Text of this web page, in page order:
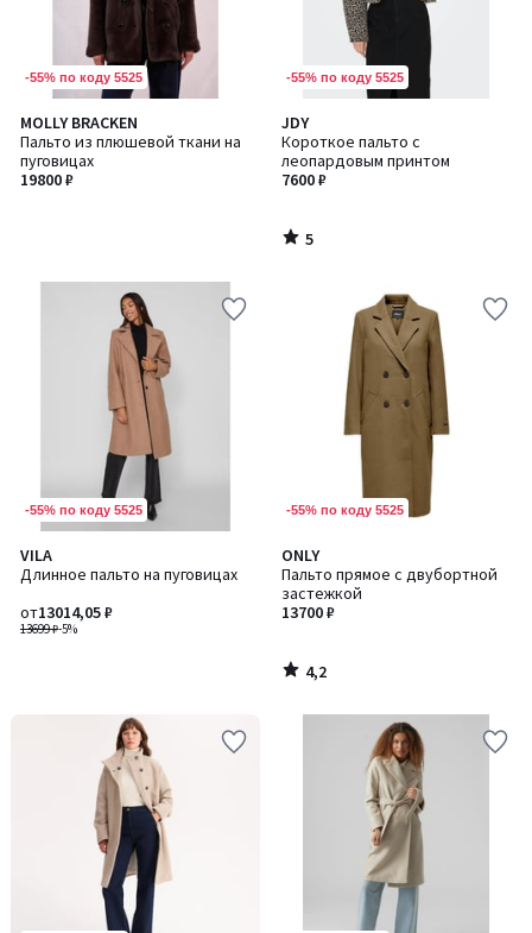
-55% по коду 5525
MOLLY BRACKEN
Пальто из плюшевой ткани на
пуговицах
19800 ₽
-55% по коду 5525
JDY
Короткое пальто с
леопардовым принтом
7600 ₽
5
/
5
5
/
-55% по коду 5525
VILA
Длинное пальто на пуговицах
13699 ₽-5%
от13014,05 ₽
-55% по коду 5525
ONLY
Пальто прямое с двубортной
застежкой
13700 ₽
4,2
/ 5
4,2
/